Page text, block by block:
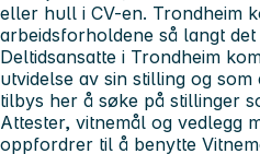
eller hull i CV-en. Trondheim
arbeidsforholdene så langt det
Deltidsansatte i Trondheim
utvidelse av sin stilling og
tilbys her å søke på stillinger
Attester, vitnemål og vedlegg
oppfordrer til å benytte